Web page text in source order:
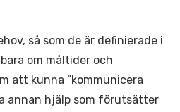
så som de är definierade i
om måltider och
att kunna ”kommunicera
annan hjälp som förutsätter